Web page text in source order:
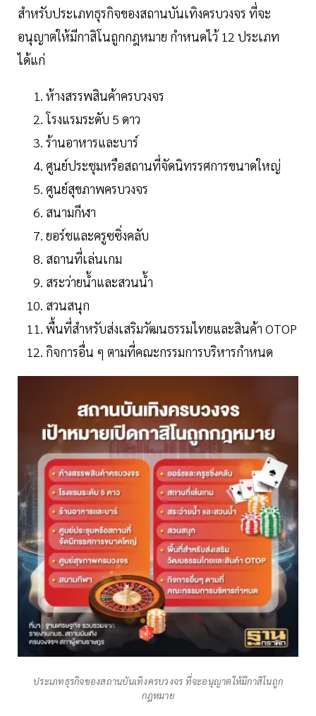
สำหรับประเภทธุรกิจของสถานบันเทิงครบวงจร ที่จะ
อนุญาตให้มีกาสิโนถูกกฎหมาย กำหนดไว้ 12 ประเภท
ได้แก่
ห้างสรรพสินค้าครบวงจร
โรงแรมระดับ 5 ดาว
ร้านอาหารและบาร์
ศูนย์ประชุมหรือสถานที่จัดนิทรรศการขนาดใหญ่
ศูนย์สุขภาพครบวงจร
สนามกีฬา
ยอร์ชและครูซซิ่งคลับ
สถานที่เล่นเกม
สระว่ายน้ำและสวนน้ำ
สวนสนุก
พื้นที่สำหรับส่งเสริมวัฒนธรรมไทยและสินค้า OTOP
กิจการอื่น ๆ ตามที่คณะกรรมการบริหารกำหนด
ประเภทธุรกิจของสถานบันเทิงครบวงจร ที่จะอนุญาตให้มีกาสิโนถูก
กฎหมาย